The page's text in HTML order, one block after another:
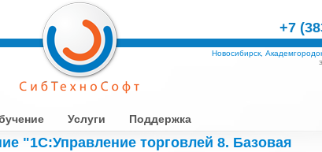
+7
Новосибирск,
Услуги Поддержка
"1С:Управление торговлей 8. Базовая